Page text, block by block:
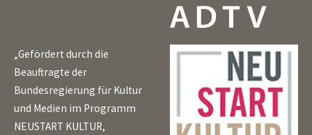
„Gefördert durch die
Beauftragte der
Bundesregierung für Kultur
und Medien im Programm
NEUSTART KULTUR,